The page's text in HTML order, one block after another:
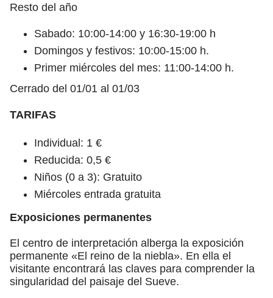
Resto del año
Sabado: 10:00-14:00 y 16:30-19:00 h
Domingos y festivos: 10:00-15:00 h.
Primer miércoles del mes: 11:00-14:00 h.
Cerrado del 01/01 al 01/03
TARIFAS
Individual: 1 €
Reducida: 0,5 €
Niños (0 a 3): Gratuito
Miércoles entrada gratuita
Exposiciones permanentes
El centro de interpretación alberga la exposición
permanente «El reino de la niebla». En ella el
visitante encontrará las claves para comprender la
singularidad del paisaje del Sueve.